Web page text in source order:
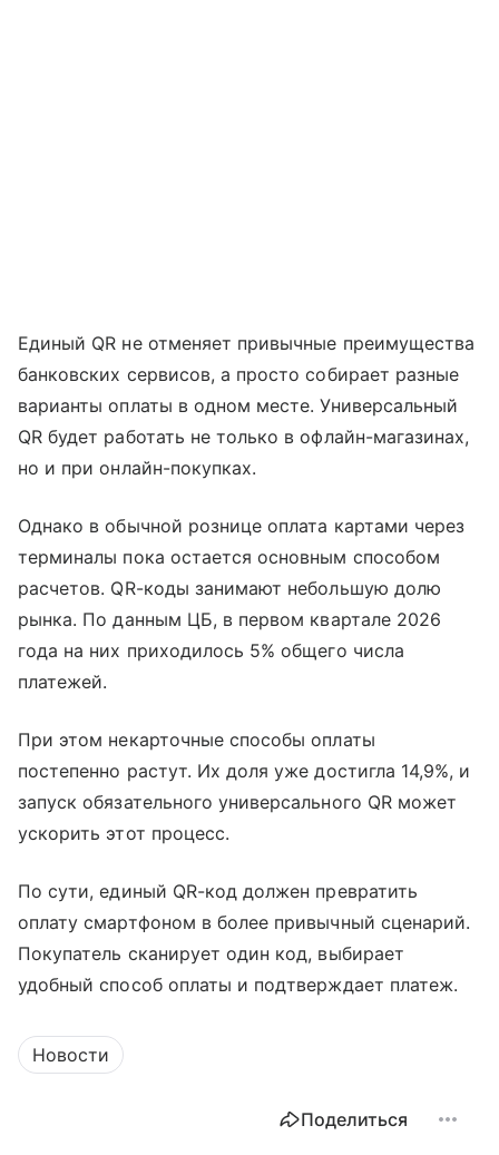
Единый QR не отменяет привычные преимущества
банковских сервисов, а просто собирает разные
варианты оплаты в одном месте. Универсальный
QR будет работать не только в офлайн-магазинах,
но и при онлайн-покупках.
Однако в обычной рознице оплата картами через
терминалы пока остается основным способом
расчетов. QR-коды занимают небольшую долю
рынка. По данным ЦБ, в первом квартале 2026
года на них приходилось 5% общего числа
платежей.
При этом некарточные способы оплаты
постепенно растут. Их доля уже достигла 14,9%, и
запуск обязательного универсального QR может
ускорить этот процесс.
По сути, единый QR-код должен превратить
оплату смартфоном в более привычный сценарий.
Покупатель сканирует один код, выбирает
удобный способ оплаты и подтверждает платеж.
Новости
Поделиться